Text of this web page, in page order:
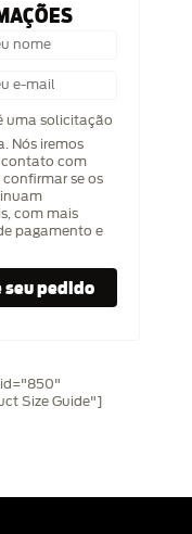
uma solicitação
Nós iremos
contato com
se os
com mais
pagamento e
Size Guide"]